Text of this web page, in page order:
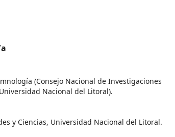
(Consejo Nacional de Investigaciones
Nacional del Litoral).
y Ciencias, Universidad Nacional del Litoral.